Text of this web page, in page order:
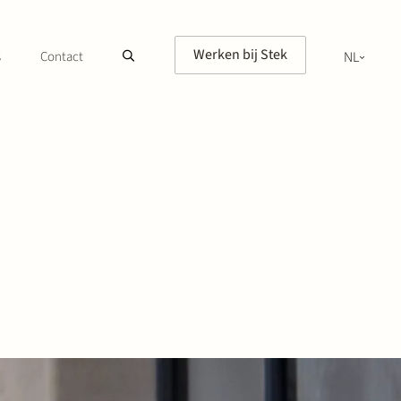
Contact Werken bij Stek
NL